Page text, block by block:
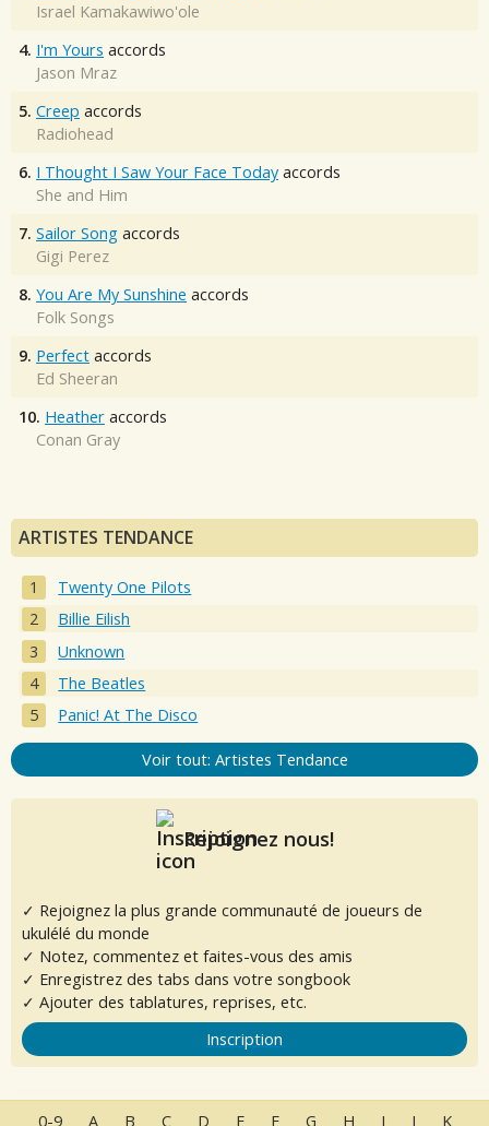
Israel Kamakawiwo'ole
4. I'm Yours accords
Jason Mraz
5. Creep accords
Radiohead
6. I Thought I Saw Your Face Today accords
She and Him
7. Sailor Song accords
Gigi Perez
8. You Are My Sunshine accords
Folk Songs
9. Perfect accords
Ed Sheeran
10. Heather accords
Conan Gray
ARTISTES TENDANCE
Twenty One Pilots
Billie Eilish
Unknown
The Beatles
Panic! At The Disco
Voir tout: Artistes Tendance
Rejoignez nous!
✓ Rejoignez la plus grande communauté de joueurs de
ukulélé du monde
✓ Notez, commentez et faites-vous des amis
✓ Enregistrez des tabs dans votre songbook
✓ Ajouter des tablatures, reprises, etc.
Inscription
0-9 A B C D E F G H I J K